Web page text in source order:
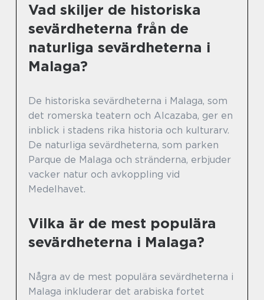
Vad skiljer de historiska
sevärdheterna från de
naturliga sevärdheterna i
Malaga?
De historiska sevärdheterna i Malaga, som
det romerska teatern och Alcazaba, ger en
inblick i stadens rika historia och kulturarv.
De naturliga sevärdheterna, som parken
Parque de Malaga och stränderna, erbjuder
vacker natur och avkoppling vid
Medelhavet.
Vilka är de mest populära
sevärdheterna i Malaga?
Några av de mest populära sevärdheterna i
Malaga inkluderar det arabiska fortet